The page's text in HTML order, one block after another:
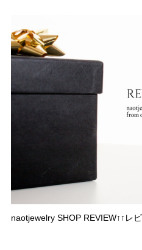
naotjewelry SHOP REVIEW↑↑